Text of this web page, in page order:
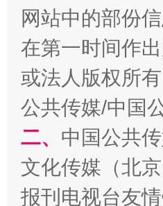
受贿1.44亿！段成刚被
网站中的部份
在第一时间作
或法人版权所
公共传媒/中国
二、 中国公共
文化传媒（北
报刊电视台友